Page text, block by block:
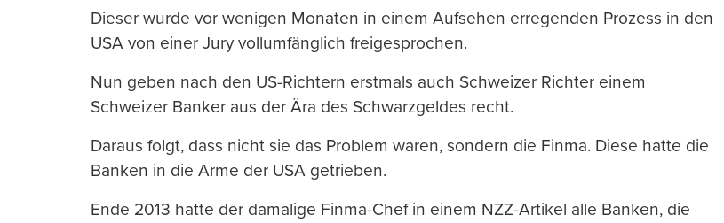
Dieser wurde vor wenigen Monaten in einem Aufsehen erregenden Prozess in den
USA von einer Jury vollumfänglich freigesprochen.
Nun geben nach den US-Richtern erstmals auch Schweizer Richter einem
Schweizer Banker aus der Ära des Schwarzgeldes recht.
Daraus folgt, dass nicht sie das Problem waren, sondern die Finma. Diese hatte die
Banken in die Arme der USA getrieben.
Ende 2013 hatte der damalige Finma-Chef in einem NZZ-Artikel alle Banken, die